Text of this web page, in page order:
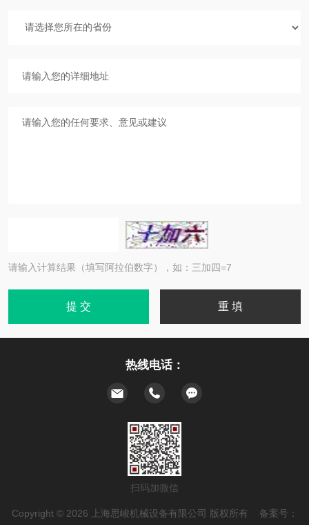
请输入计算结果（填写阿拉伯数字），如：三加四=7
热线电话：
扫码加微信
Copyright © 2026 上海思峻机械设备有限公司 版权所有 备案号：